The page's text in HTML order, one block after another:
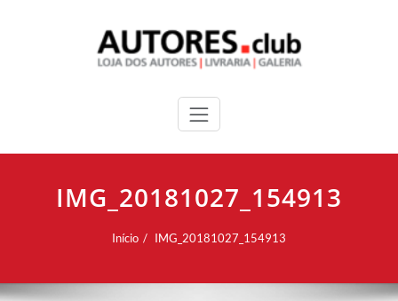
IMG_20181027_154913
Início IMG_20181027_154913